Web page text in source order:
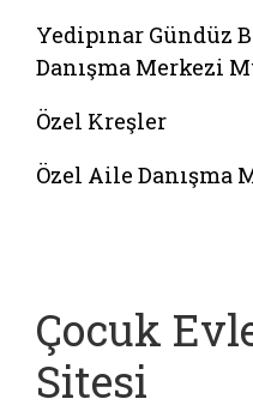
Yedipınar Gündüz
Danışma Merkezi
Özel Kreşler
Özel Aile Danışma
Çocuk
Sitesi